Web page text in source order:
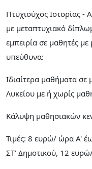
Πτυχιούχος Ιστορίας -
με μεταπτυχιακό
εμπειρία σε μαθητές
υπεύθυνα:
Ιδιαίτερα μαθήματα
Λυκείου με ή χωρίς
Κάλυψη μαθησιακών
Τιμές: 8 ευρώ/ ώρα Α'
ΣΤ' Δημοτικού, 12